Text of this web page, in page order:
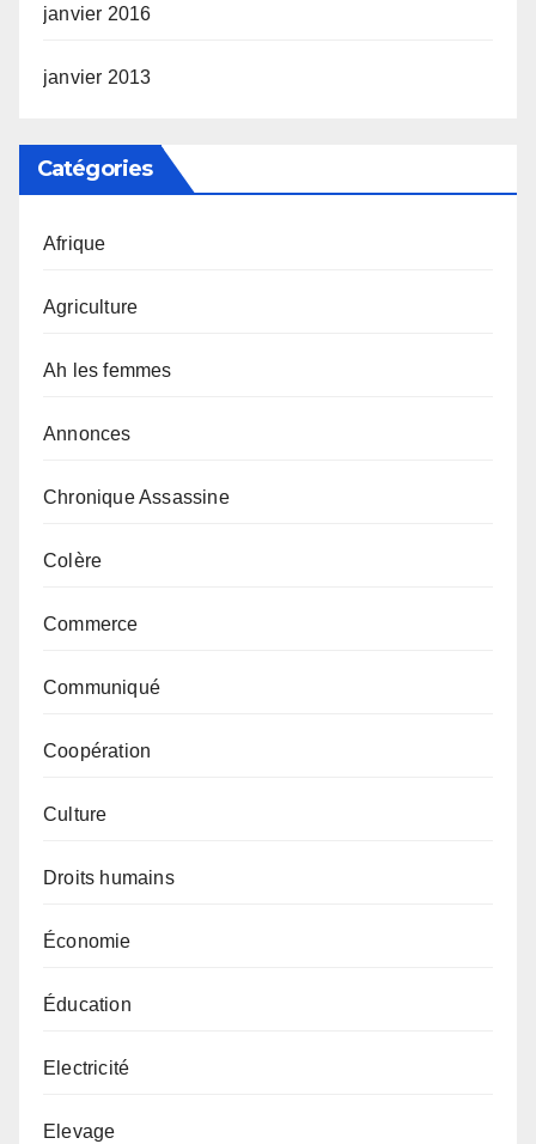
janvier 2016
janvier 2013
Catégories
Afrique
Agriculture
Ah les femmes
Annonces
Chronique Assassine
Colère
Commerce
Communiqué
Coopération
Culture
Droits humains
Économie
Éducation
Electricité
Elevage